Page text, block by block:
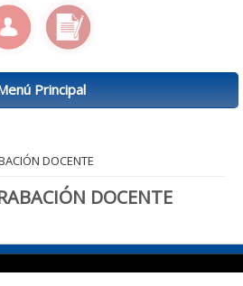
Principal
aquí
DOCENTE
DOCENTE